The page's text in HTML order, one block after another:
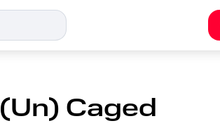
Caged